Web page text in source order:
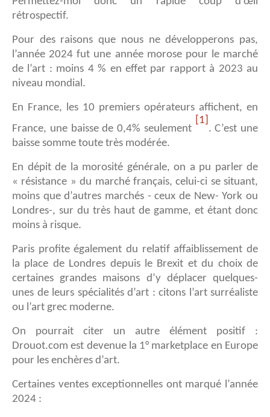
rétrospectif.
Pour des raisons que nous ne développerons pas,
l’année 2024 fut une année morose pour le marché
de l’art : moins 4 % en effet par rapport à 2023 au
niveau mondial.
En France, les 10 premiers opérateurs affichent, en
France, une baisse de 0,4% seulement
[1]
. C’est une
baisse somme toute très modérée.
En dépit de la morosité générale, on a pu parler de
« résistance » du marché français, celui-ci se situant,
moins que d’autres marchés - ceux de New- York ou
Londres-, sur du très haut de gamme, et étant donc
moins à risque.
Paris profite également du relatif affaiblissement de
la place de Londres depuis le Brexit et du choix de
certaines grandes maisons d’y déplacer quelques-
unes de leurs spécialités d’art : citons l’art surréaliste
ou l’art grec moderne.
On pourrait citer un autre élément positif :
Drouot.com est devenue la 1° marketplace en Europe
pour les enchères d’art.
Certaines ventes exceptionnelles ont marqué l’année
2024 :